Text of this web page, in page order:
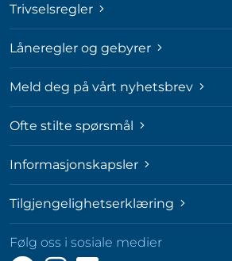
Trivselsregler
Låneregler og gebyrer
Meld deg på vårt nyhetsbrev
Ofte stilte spørsmål
Informasjonskapsler
Tilgjengelighetserklæring
Følg oss i sosiale medier